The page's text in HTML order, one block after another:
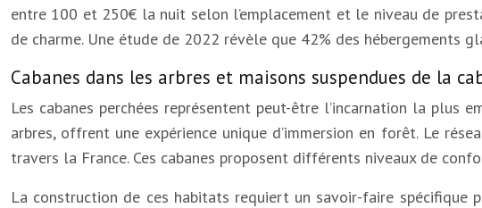
entre 100 et 250€ la nuit selon l’emplacement et le niveau de
de charme. Une étude de 2022 révèle que 42% des hébergements
Cabanes dans les arbres et maisons suspendues de la
Les cabanes perchées représentent peut-être l’incarnation la plus
arbres, offrent une expérience unique d’immersion en forêt. Le
travers la France. Ces cabanes proposent différents niveaux de
La construction de ces habitats requiert un savoir-faire